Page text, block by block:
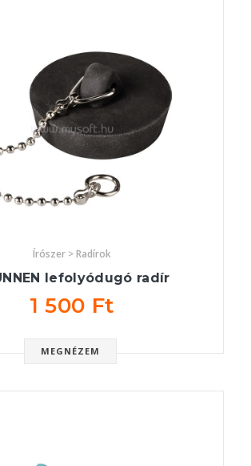
Írószer > Radírok
lefolyódugó radír
1 500 Ft
MEGNÉZEM